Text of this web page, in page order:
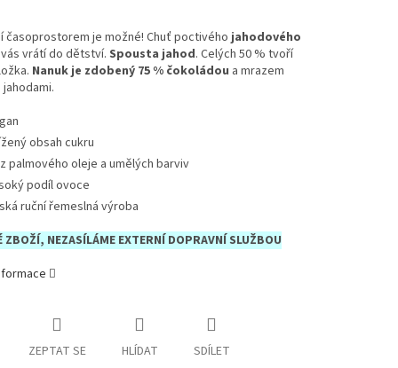
časoprostorem je možné! Chuť poctivéhojahodového
vrátí do dětství. Spousta jahod. Celých 50 % tvoří
Nanuk je zdobený 75 % čokoládou a mrazem
obsah cukru
palmového oleje a umělých barviv
podíl ovoce
ruční řemeslná výroba
ZBOŽÍ, NEZASÍLÁME EXTERNÍ DOPRAVNÍ SLUŽBOU
ZEPTAT SE HLÍDAT SDÍLET